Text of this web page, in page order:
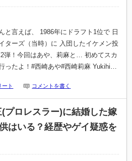
と言えば、 1986年にドラフト1位で 日
ターズ（当時）に 入団したイケメン投
弾！今回はあや、莉麻と… 初めてスカ
ったよ！#西崎あや#西崎莉麻 Yukihi…
ート コメントを書く
プロレスラー)に結婚した嫁
はいる？経歴やゲイ疑惑を